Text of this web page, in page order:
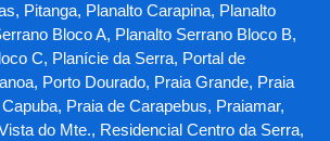
Pitanga, Planalto Carapina, Planalto
Bloco A, Planalto Serrano Bloco B,
C, Planície da Serra, Portal de
Porto Dourado, Praia Grande, Praia
Praia de Carapebus, Praiamar,
do Mte., Residencial Centro da Serra,